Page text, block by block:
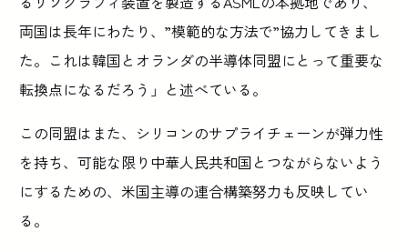
両国は長年にわたり、”模範的な方法で”協力してきまし
た。これは韓国とオランダの半導体同盟にとって重要な
転換点になるだろう」と述べている。
この同盟はまた、シリコンのサプライチェーンが弾力性
を持ち、可能な限り中華人民共和国とつながらないよう
にするための、米国主導の連合構築努力も反映してい
る。